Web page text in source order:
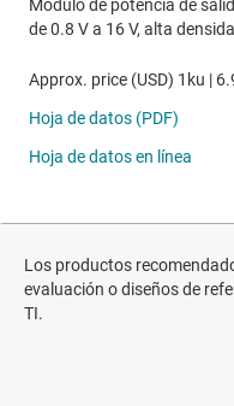
Los productos
evaluación o diseños de
TI.